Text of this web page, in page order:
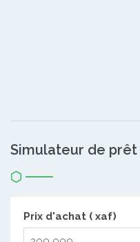
Simulateur de prêt
Prix d'achat ( xaf)